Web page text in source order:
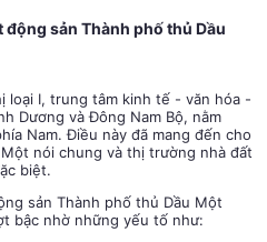
sản Thành phố thủ Dầu
loại I, trung tâm kinh tế - văn hóa -
Dương và Đông Nam Bộ, nằm
Nam. Điều này đã mang đến cho
nói chung và thị trường nhà đất
biệt.
sản Thành phố thủ Dầu Một
bậc nhờ những yếu tố như: